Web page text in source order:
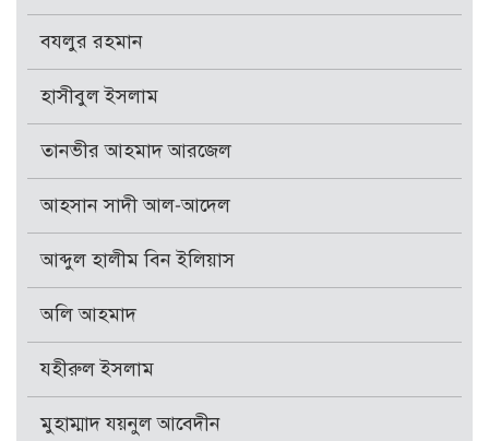
বযলুর রহমান
হাসীবুল ইসলাম
তানভীর আহমাদ আরজেল
আহসান সাদী আল-আদেল
আব্দুল হালীম বিন ইলিয়াস
অলি আহমাদ
যহীরুল ইসলাম
মুহাম্মাদ যয়নুল আবেদীন